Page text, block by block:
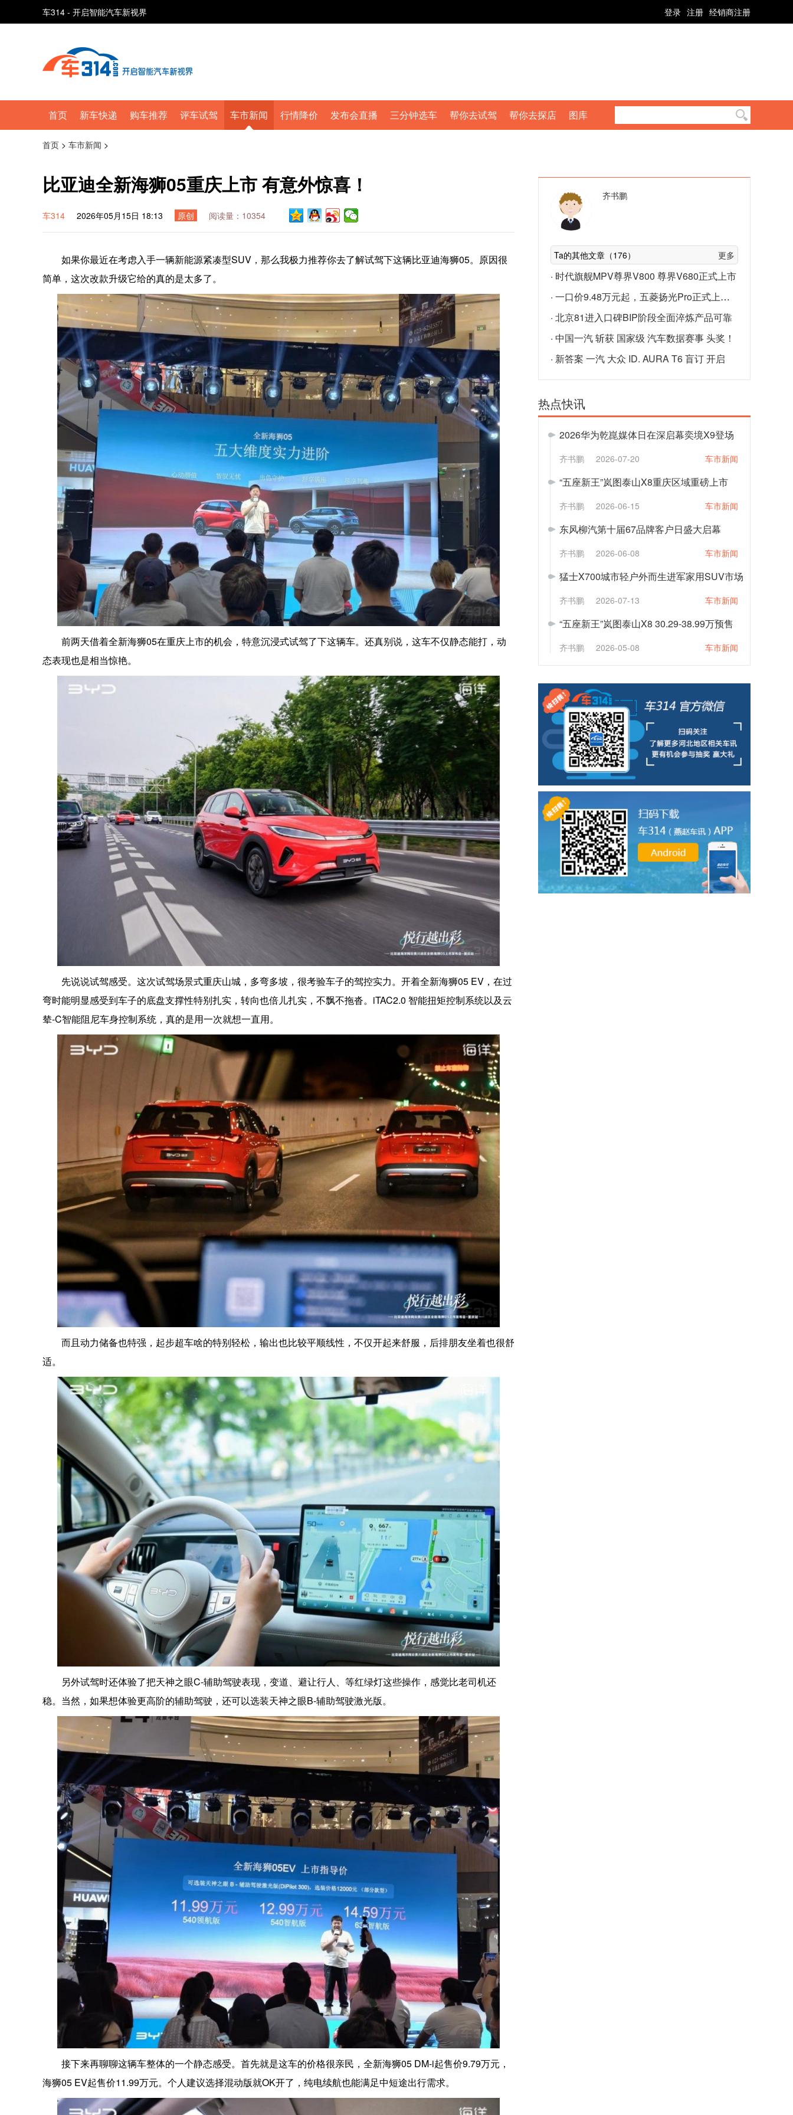
车314 - 开启智能汽车新视界 登录 注册 经销商注册
首页 新车快递 购车推荐 评车试驾 车市新闻 行情降价 发布会直播 三分钟选车 帮你去试驾 帮你去探店 图库
首页 > 车市新闻 >
比亚迪全新海狮05重庆上市 有意外惊喜！
车314 2026年05月15日 18:13 原创 阅读量：10354
如果你最近在考虑入手一辆新能源紧凑型SUV，那么我极力推荐你去了解试驾下这辆比亚迪海狮05。原因很
简单，这次改款升级它给的真的是太多了。
前两天借着全新海狮05在重庆上市的机会，特意沉浸式试驾了下这辆车。还真别说，这车不仅静态能打，动
态表现也是相当惊艳。
先说说试驾感受。这次试驾场景式重庆山城，多弯多坡，很考验车子的驾控实力。开着全新海狮05 EV，在过
弯时能明显感受到车子的底盘支撑性特别扎实，转向也倍儿扎实，不飘不拖沓。iTAC2.0 智能扭矩控制系统以及云
辇-C智能阻尼车身控制系统，真的是用一次就想一直用。
而且动力储备也特强，起步超车啥的特别轻松，输出也比较平顺线性，不仅开起来舒服，后排朋友坐着也很舒
适。
另外试驾时还体验了把天神之眼C-辅助驾驶表现，变道、避让行人、等红绿灯这些操作，感觉比老司机还
稳。当然，如果想体验更高阶的辅助驾驶，还可以选装天神之眼B-辅助驾驶激光版。
接下来再聊聊这辆车整体的一个静态感受。首先就是这车的价格很亲民，全新海狮05 DM-i起售价9.79万元，
海狮05 EV起售价11.99万元。个人建议选择混动版就OK开了，纯电续航也能满足中短途出行需求。
齐书鹏
Ta的其他文章（176） 更多
· 时代旗舰MPV尊界V800 尊界V680正式上市
· 一口价9.48万元起，五菱扬光Pro正式上市！
· 北京81进入口碑BIP阶段全面淬炼产品可靠
· 中国一汽 斩获 国家级 汽车数据赛事 头奖！
· 新答案 一汽 大众 ID. AURA T6 盲订 开启
热点快讯
2026华为乾崑媒体日在深启幕奕境X9登场
齐书鹏 2026-07-20 车市新闻
“五座新王”岚图泰山X8重庆区域重磅上市
齐书鹏 2026-06-15 车市新闻
东风柳汽第十届67品牌客户日盛大启幕
齐书鹏 2026-06-08 车市新闻
猛士X700城市轻户外而生进军家用SUV市场
齐书鹏 2026-07-13 车市新闻
“五座新王”岚图泰山X8 30.29-38.99万预售
齐书鹏 2026-05-08 车市新闻